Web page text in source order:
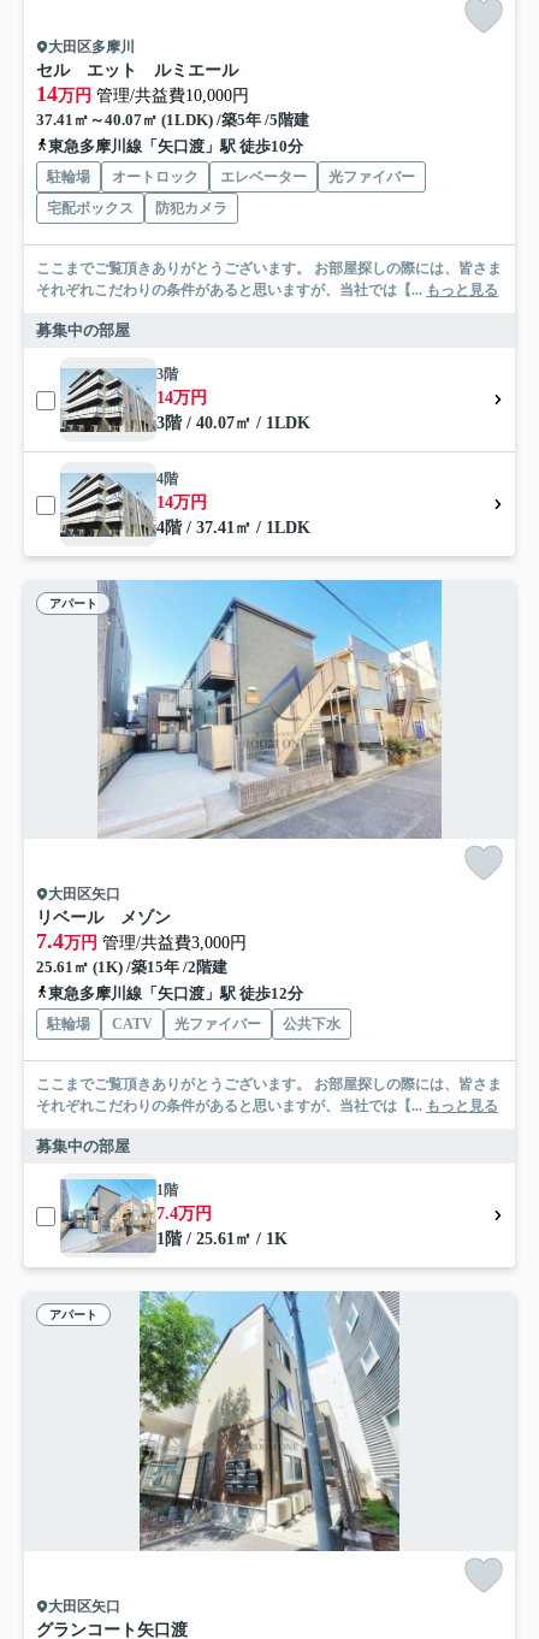
大田区多摩川
セル エット ルミエール
14万円 管理/共益費10,000円
37.41㎡～40.07㎡ (1LDK) /築5年 /5階建
東急多摩川線「矢口渡」駅 徒歩10分
駐輪場 オートロック エレベーター
光ファイバー
宅配ボックス
防犯カメラ
ここまでご覧頂きありがとうございます。 お部屋探しの際には、皆さま
それぞれこだわりの条件があると思いますが、当社では【... もっと見る
募集中の部屋
3階
14万円
3階 / 40.07㎡ / 1LDK
4階
14万円
4階 / 37.41㎡ / 1LDK
アパート
大田区矢口
リベール メゾン
7.4万円 管理/共益費3,000円
25.61㎡ (1K) /築15年 /2階建
東急多摩川線「矢口渡」駅 徒歩12分
駐輪場 CATV 光ファイバー 公共下水
ここまでご覧頂きありがとうございます。 お部屋探しの際には、皆さま
それぞれこだわりの条件があると思いますが、当社では【... もっと見る
募集中の部屋
1階
7.4万円
1階 / 25.61㎡ / 1K
アパート
大田区矢口
グランコート矢口渡